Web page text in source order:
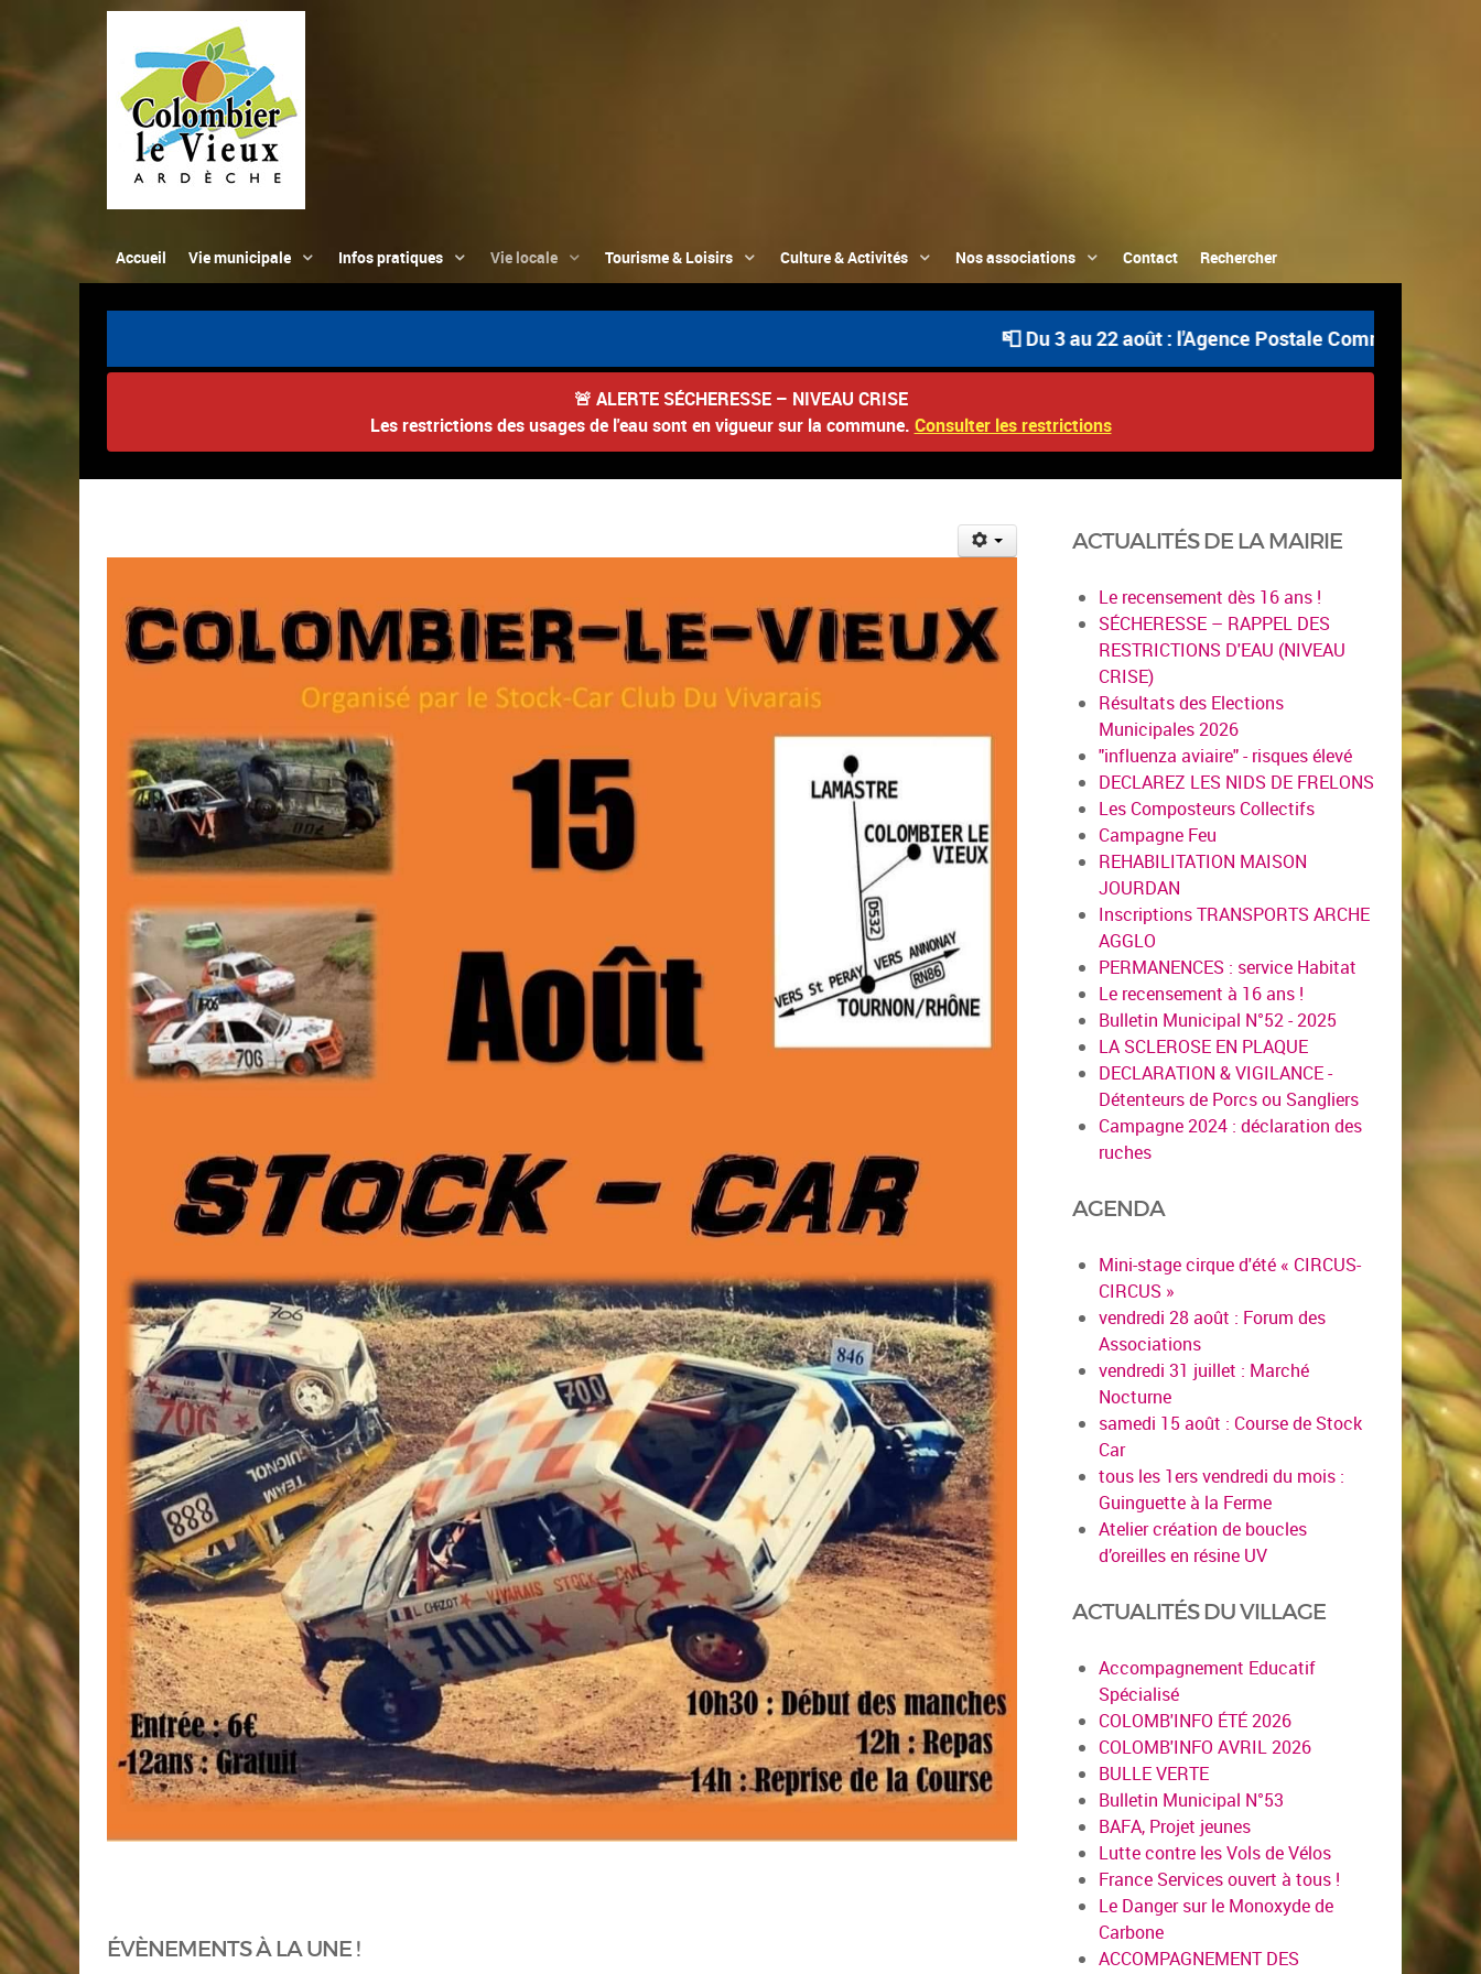
Accueil Vie municipale Infos pratiques Vie locale Tourisme & Loisirs Culture & Activités Nos associations Contact Rechercher
📮 Du 3 au 22 août : l'Agence Postale Communale est
🚨 ALERTE SÉCHERESSE – NIVEAU CRISE
Les restrictions des usages de l'eau sont en vigueur sur la commune. Consulter les restrictions
ÉVÈNEMENTS À LA UNE !
ACTUALITÉS DE LA MAIRIE
Le recensement dès 16 ans !
SÉCHERESSE – RAPPEL DES
RESTRICTIONS D'EAU (NIVEAU
CRISE)
Résultats des Elections
Municipales 2026
"influenza aviaire" - risques élevé
DECLAREZ LES NIDS DE FRELONS
Les Composteurs Collectifs
Campagne Feu
REHABILITATION MAISON
JOURDAN
Inscriptions TRANSPORTS ARCHE
AGGLO
PERMANENCES : service Habitat
Le recensement à 16 ans !
Bulletin Municipal N°52 - 2025
LA SCLEROSE EN PLAQUE
DECLARATION & VIGILANCE -
Détenteurs de Porcs ou Sangliers
Campagne 2024 : déclaration des
ruches
AGENDA
Mini-stage cirque d'été « CIRCUS-
CIRCUS »
vendredi 28 août : Forum des
Associations
vendredi 31 juillet : Marché
Nocturne
samedi 15 août : Course de Stock
Car
tous les 1ers vendredi du mois :
Guinguette à la Ferme
Atelier création de boucles
d’oreilles en résine UV
ACTUALITÉS DU VILLAGE
Accompagnement Educatif
Spécialisé
COLOMB'INFO ÉTÉ 2026
COLOMB'INFO AVRIL 2026
BULLE VERTE
Bulletin Municipal N°53
BAFA, Projet jeunes
Lutte contre les Vols de Vélos
France Services ouvert à tous !
Le Danger sur le Monoxyde de
Carbone
ACCOMPAGNEMENT DES